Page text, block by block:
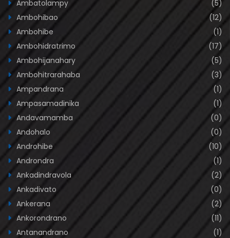
Ambatolampy
(5)
Ambohibao
(12)
Ambohibe
(1)
Ambohidratrimo
(17)
Ambohijanahary
(5)
Ambohitrarahaba
(3)
Ampandrana
(1)
Ampasamadinika
(1)
Andavamamba
(0)
Andohalo
(0)
Androhibe
(10)
Androndra
(1)
Ankadindravola
(2)
Ankadivato
(0)
Ankerana
(2)
Ankorondrano
(11)
Antanandrano
(1)